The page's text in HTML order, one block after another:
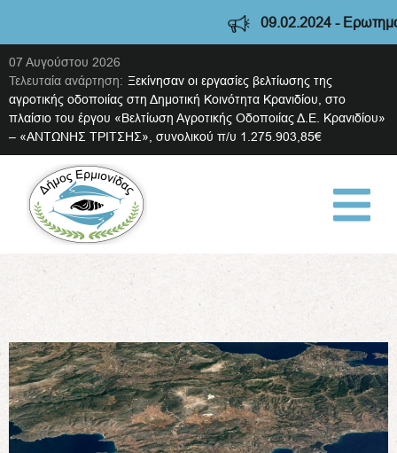
09.02.2024 -
07 Αυγούστου 2026
Τελευταία ανάρτηση: Ξεκίνησαν οι εργασίες βελτίωσης της
αγροτικής οδοποιίας στη Δημοτική Κοινότητα Κρανιδίου, στο
πλαίσιο του έργου «Βελτίωση Αγροτικής Οδοποιίας Δ.Ε. Κρανιδίου»
– «ΑΝΤΩΝΗΣ ΤΡΙΤΣΗΣ», συνολικού π/υ 1.275.903,85€